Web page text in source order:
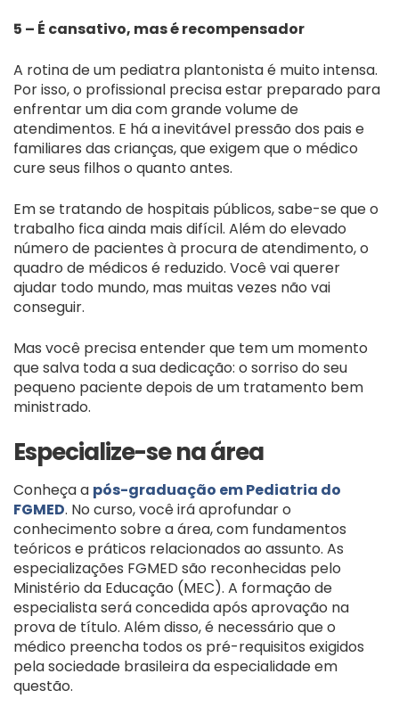
5 – É cansativo, mas é recompensador
A rotina de um pediatra plantonista é muito intensa.
Por isso, o profissional precisa estar preparado para
enfrentar um dia com grande volume de
atendimentos. E há a inevitável pressão dos pais e
familiares das crianças, que exigem que o médico
cure seus filhos o quanto antes.
Em se tratando de hospitais públicos, sabe-se que o
trabalho fica ainda mais difícil. Além do elevado
número de pacientes à procura de atendimento, o
quadro de médicos é reduzido. Você vai querer
ajudar todo mundo, mas muitas vezes não vai
conseguir.
Mas você precisa entender que tem um momento
que salva toda a sua dedicação: o sorriso do seu
pequeno paciente depois de um tratamento bem
ministrado.
Especialize-se na área
Conheça a pós-graduação em Pediatria do
FGMED. No curso, você irá aprofundar o
conhecimento sobre a área, com fundamentos
teóricos e práticos relacionados ao assunto. As
especializações FGMED são reconhecidas pelo
Ministério da Educação (MEC). A formação de
especialista será concedida após aprovação na
prova de título. Além disso, é necessário que o
médico preencha todos os pré-requisitos exigidos
pela sociedade brasileira da especialidade em
questão.